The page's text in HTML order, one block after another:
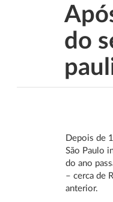
do
Depois de
São Paulo
do ano
– cerca de
anterior.